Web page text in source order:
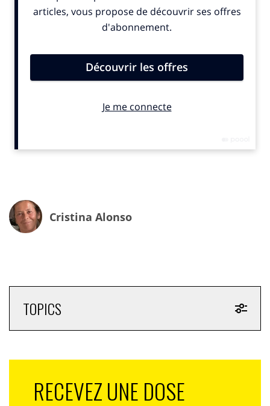
sur des divans, à la cool, en bande désorganisée…
Signe qu’ils sont vivants et rassembleurs.
positif, sincère, intelligent et collaboratif, et de nous
raconter, nous faire sourire et réfléchir.
est quasiment impossible de trouver du travail à partir
nous faire croire que tout roule pour toutes et tous.
Alors quand
autre récit de la femme de 50 ans
Par opposition à la définition de l’homme de 50 ans qui
Cristina Alonso
TOPICS
RECEVEZ UNE DOSE